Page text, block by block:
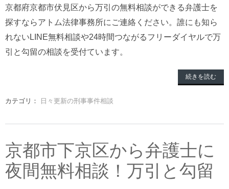
京都府京都市伏見区から万引の無料相談ができる弁護士を
探すならアトム法律事務所にご連絡ください。誰にも知ら
れないLINE無料相談や24時間つながるフリーダイヤルで万
引と勾留の相談を受付ています。
続きを読む
カテゴリ： 日々更新の刑事事件相談
京都市下京区から弁護士に
夜間無料相談！万引と勾留